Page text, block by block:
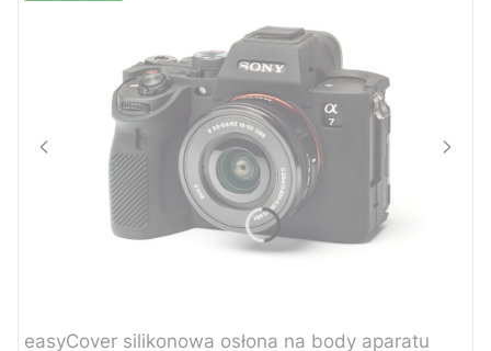
easyCover silikonowa osłona na body aparatu